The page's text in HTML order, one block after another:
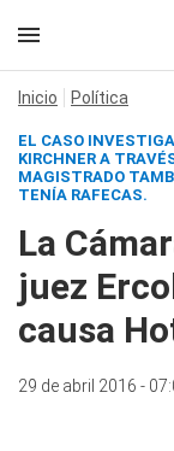
Inicio Política
EL CASO
KIRCHNER A
MAGISTRADO
TENÍA RAFECAS.
La
juez
causa
29 de abril 2016 -